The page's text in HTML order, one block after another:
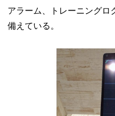
アラーム、トレーニングロ
備えている。